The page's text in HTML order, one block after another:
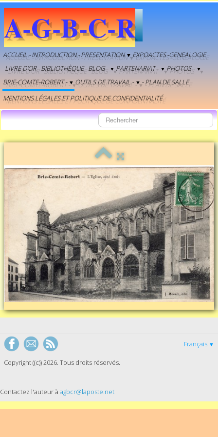
A-G-B-C-R
ACCUEIL -INTRODUCTION -PRESENTATION▼ EXPOACTES-GENEALOGIE
-LIVRE D'OR -BIBLIOTHÈQUE -BLOG - ▼ PARTENARIAT - ▼ PHOTOS - ▼
BRIE-COMTE-ROBERT - ▼ OUTILS DE TRAVAIL - ▼ - PLAN DE SALLE
MENTIONS LÉGALES ET POLITIQUE DE CONFIDENTIALITÉ
Français ▼
Copyright ((c)) 2026. Tous droits réservés.
Contactez l'auteur à agbcr@laposte.net